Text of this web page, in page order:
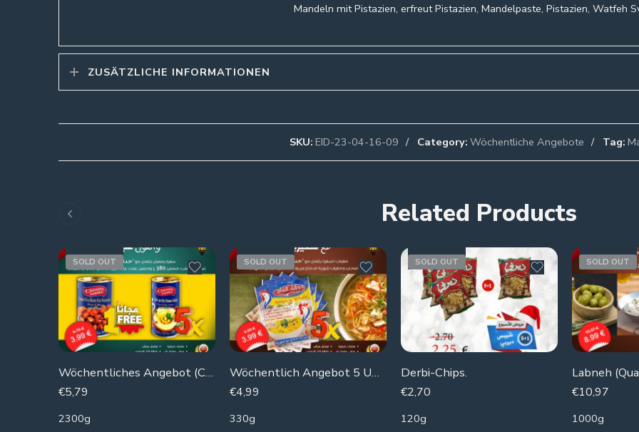
Mandeln mit Pistazien, erfreut Pistazien, Mandelpaste, Pistazien, Watfeh
ZUSÄTZLICHE INFORMATIONEN
SKU: EID-23-04-16-09 Category: Wöchentliche Angebote Tag:
Related Products
SOLD OUT
Wöchentliches Angebot (Chtoura Gardens) 5 Dosen Hummus + 1 Dose Bohnen kostenlos
€5,79
2300g
SOLD OUT
Wöchentlich Angebot 5 Umschläge der Hühnersuppe mit Vermicelli
€4,99
330g
SOLD OUT
Derbi-Chips.
€2,70
120g
SOLD OUT
€10,97
1000g